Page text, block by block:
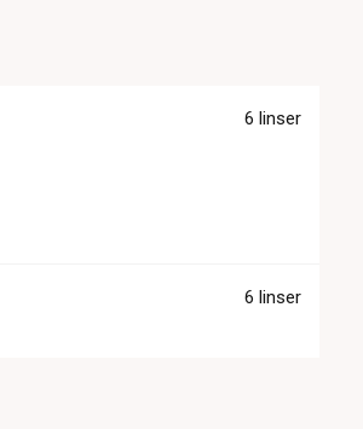
6 linser
6 linser